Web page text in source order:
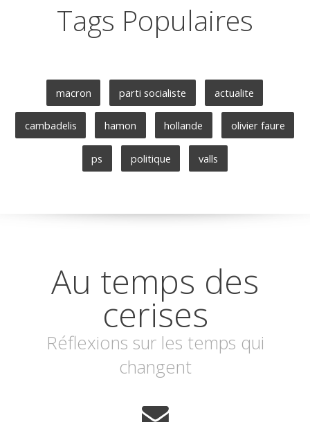
Tags Populaires
macron parti socialiste actualite
cambadelis hamon hollande olivier faure
ps politique valls
Au temps des
cerises
Réflexions sur les temps qui
changent